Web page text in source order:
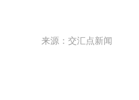
来源：交汇点新闻